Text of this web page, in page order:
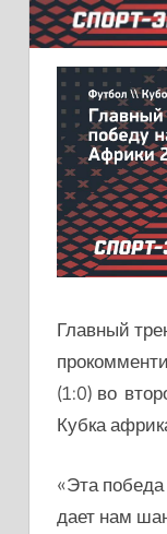
Главный
(1:0) во
Кубка
«Эта
дает нам